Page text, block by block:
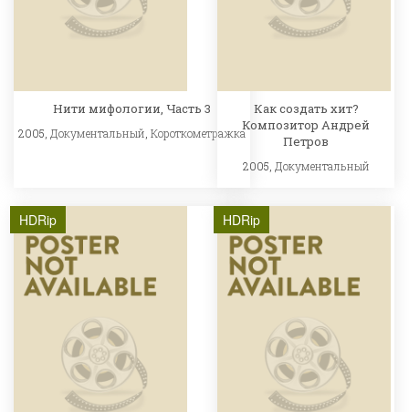
Нити мифологии, Часть 3
2005, Документальный, Короткометражка
Как создать хит?
Композитор Андрей
Петров
2005, Документальный
HDRip HDRip